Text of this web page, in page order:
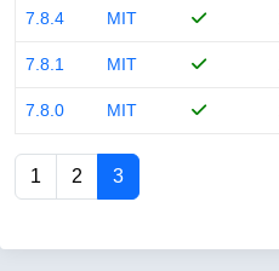
7.8.4 MIT
7.8.1 MIT
7.8.0 MIT
1 2 3